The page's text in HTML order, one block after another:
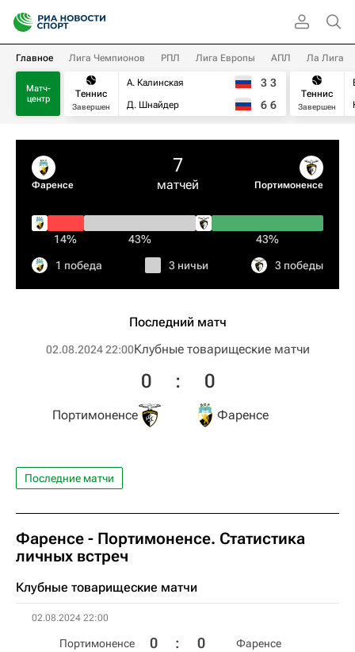
Главное Лига Чемпионов РПЛ Лига Европы АПЛ Ла Лига
Матч-
центр
Теннис
Завершен
А. Калинская
Д. Шнайдер
3 3
6 6
Теннис
Завершен
Фаренсе
7
матчей Портимоненсе
14% 43% 43%
1 победа 3 ничьи 3 победы
Последний матч
02.08.2024 22:00Клубные товарищеские матчи
Портимоненсе
0 : 0
Фаренсе
Последние матчи
Фаренсе - Портимоненсе. Статистика
личных встреч
Клубные товарищеские матчи
02.08.2024 22:00
Портимоненсе 0 : 0 Фаренсе